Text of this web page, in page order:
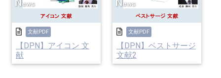
文献PDF
【DPN】アイコン 文
献
文献PDF
【DPN】ベストサージ
文献2